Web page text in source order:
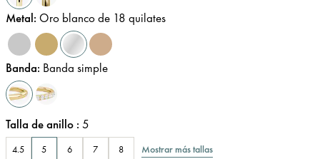
Metal: Oro blanco de 18 quilates
Banda: Banda simple
Talla de anillo : 5
4.5 5 6 7 8 Mostrar más tallas